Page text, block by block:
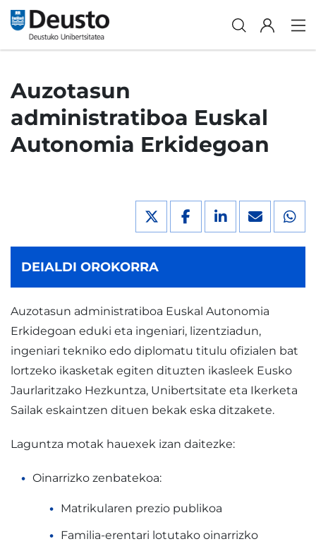
Auzotasun
administratiboa Euskal
Autonomia Erkidegoan
DEIALDI OROKORRA
Auzotasun administratiboa Euskal Autonomia
Erkidegoan eduki eta ingeniari, lizentziadun,
ingeniari tekniko edo diplomatu titulu ofizialen bat
lortzeko ikasketak egiten dituzten ikasleek Eusko
Jaurlaritzako Hezkuntza, Unibertsitate eta Ikerketa
Sailak eskaintzen dituen bekak eska ditzakete.
Laguntza motak hauexek izan daitezke:
Oinarrizko zenbatekoa:
Matrikularen prezio publikoa
Familia-erentari lotutako oinarrizko